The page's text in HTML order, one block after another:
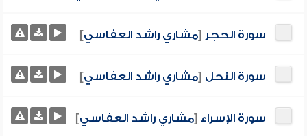
سورة الحجر [مشاري راشد العفاسي]
سورة النحل [مشاري راشد العفاسي]
سورة الإسراء [مشاري راشد العفاسي]